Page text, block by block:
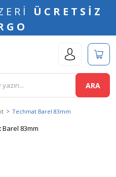
ÜCRETSİZ
ARA
Techmat Barel 83mm